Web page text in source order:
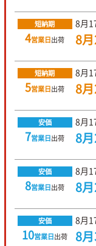
短納期
4営業日出荷
8月
8
短納期
5営業日出荷
8月
8
安価
7営業日出荷
8月
8
安価
8営業日出荷
8月
8
安価
10営業日出荷
8月
8